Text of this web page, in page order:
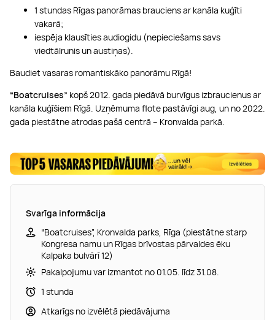
1 stundas Rīgas panorāmas brauciens ar kanāla kuģīti
vakarā;
iespēja klausīties audiogidu (nepieciešams savs
viedtālrunis un austiņas).
Baudiet vasaras romantiskāko panorāmu Rīgā!
“Boatcruises” kopš 2012. gada piedāvā burvīgus izbraucienus ar
kanāla kuģīšiem Rīgā. Uzņēmuma flote pastāvīgi aug, un no 2022.
gada piestātne atrodas pašā centrā – Kronvalda parkā.
Svarīga informācija
“Boatcruises”, Kronvalda parks, Rīga (piestātne starp
Kongresa namu un Rīgas brīvostas pārvaldes ēku
Kalpaka bulvārī 12)
Pakalpojumu var izmantot no 01.05. līdz 31.08.
1 stunda
Atkarīgs no izvēlētā piedāvājuma